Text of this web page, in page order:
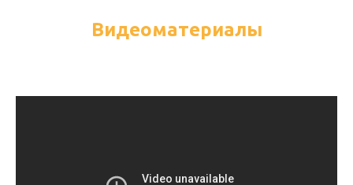
Видеоматериалы